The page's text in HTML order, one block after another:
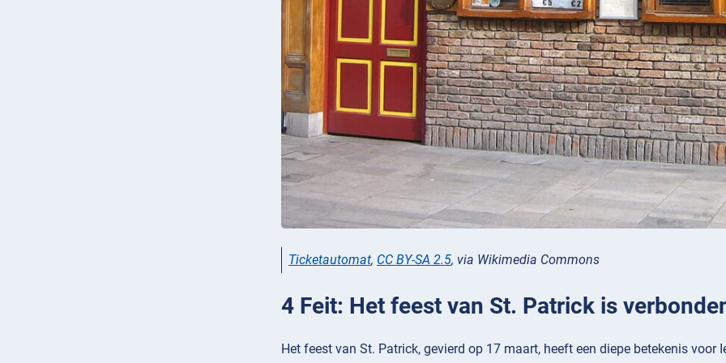
Ticketautomat, CC BY-SA 2.5, via Wikimedia Commons
4 Feit: Het feest van St. Patrick is
Het feest van St. Patrick, gevierd op 17 maart, heeft een diepe betekenis